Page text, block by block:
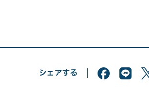
シェアする